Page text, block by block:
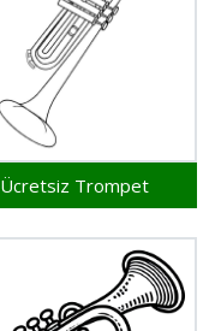
Ücretsiz Trompet